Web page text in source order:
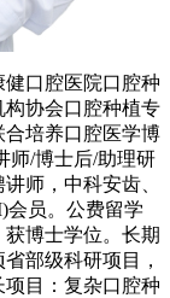
口腔医院口腔种
协会口腔种植专
培养口腔医学博
师/博士后/助理研
师，中科安齿、
会员。公费留学
博士学位。长期
部级科研项目，
目：复杂口腔种